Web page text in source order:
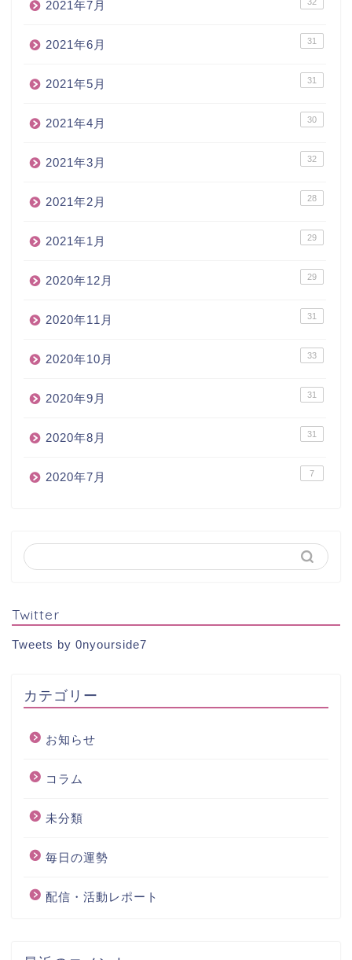
2021年7月
2021年6月 31
2021年5月 31
2021年4月 30
2021年3月 32
2021年2月 28
2021年1月 29
2020年12月 29
2020年11月 31
2020年10月 33
2020年9月 31
2020年8月 31
2020年7月 7
Twitter
Tweets by 0nyourside7
カテゴリー
お知らせ
コラム
未分類
毎日の運勢
配信・活動レポート